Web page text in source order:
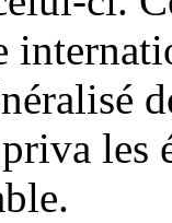
les